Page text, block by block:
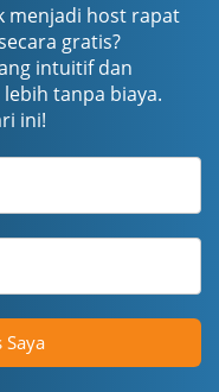
menjadi host rapat
gratis?
intuitif dan
tanpa biaya.
ini!